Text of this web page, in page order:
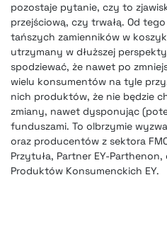
pozostaje pytanie, czy to
przejściową, czy trwałą. Od
tańszych zamienników w
utrzymany w dłuższej
spodziewać, że nawet po
wielu konsumentów na tyle
nich produktów, że nie będzie
zmiany, nawet dysponując
funduszami. To olbrzymie
oraz producentów z sektora
Przytuła, Partner EY-
Produktów Konsumenckich EY.